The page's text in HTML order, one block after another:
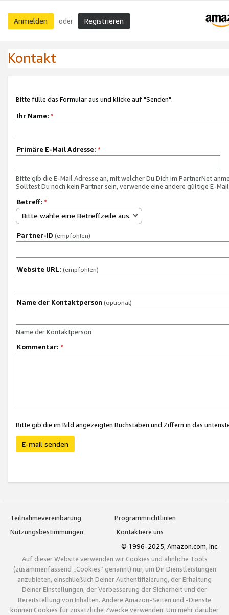
Anmelden oder Registrieren
Kontakt
Bitte fülle das Formular aus und klicke auf "Senden".
Ihr Name: *
Primäre E-Mail Adresse: *
Bitte gib die E-Mail Adresse an, mit welcher Du Dich im PartnerNet
Solltest Du noch kein Partner sein, verwende eine andere gültige E-
Betreff: *
Bitte wähle eine Betreffzeile aus.
Partner-ID (empfohlen)
Website URL: (empfohlen)
Name der Kontaktperson (optional)
Name der Kontaktperson
Kommentar: *
Bitte gib die im Bild angezeigten Buchstaben und Ziffern in das
E-mail senden
Teilnahmevereinbarung
Programmrichtlinien
Nutzungsbestimmungen
Kontaktiere uns
© 1996-2025, Amazon.com, Inc.
Auf dieser Website verwenden wir Cookies und ähnliche Tools
(zusammenfassend „Cookies“ genannt) nur, um Dir Dienstleistungen
anzubieten, einschließlich Deiner Authentifizierung, der Erhaltung
Deiner Einstellungen, der Verbesserung der Sicherheit und der
Bereitstellung von Inhalten. Andere Amazon-Seiten und -Dienste
können Cookies für zusätzliche Zwecke verwenden. Um mehr darüber